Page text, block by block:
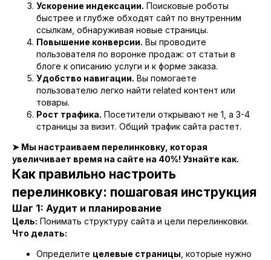
Ускорение индексации. Поисковые роботы
быстрее и глубже обходят сайт по внутренним
ссылкам, обнаруживая новые страницы.
Повышение конверсии. Вы проводите
пользователя по воронке продаж: от статьи в
блоге к описанию услуги и к форме заказа.
Удобство навигации. Вы помогаете
пользователю легко найти related контент или
товары.
Рост трафика. Посетители открывают не 1, а 3-4
страницы за визит. Общий трафик сайта растет.
➤ Мы настраиваем перелинковку, которая
увеличивает время на сайте на 40%! Узнайте как.
Как правильно настроить
перелинковку: пошаговая инструкция
Шаг 1: Аудит и планирование
Цель: Понимать структуру сайта и цели перелинковки.
Что делать:
Определите целевые страницы , которые нужно